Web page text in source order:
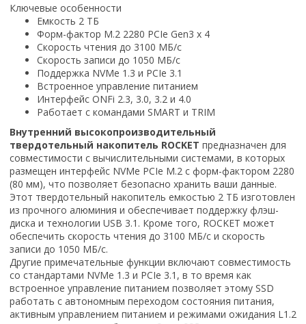
Ключевые особенности
Емкость 2 ТБ
Форм-фактор M.2 2280 PCIe Gen3 x 4
Скорость чтения до 3100 МБ/с
Скорость записи до 1050 МБ/с
Поддержка NVMe 1.3 и PCIe 3.1
Встроенное управление питанием
Интерфейс ONFi 2.3, 3.0, 3.2 и 4.0
Работает с командами SMART и TRIM
Внутренний высокопроизводительный
твердотельный накопитель ROCKET предназначен для
совместимости с вычислительными системами, в которых
размещен интерфейс NVMe PCIe M.2 с форм-фактором 2280
(80 мм), что позволяет безопасно хранить ваши данные.
Этот твердотельный накопитель емкостью 2 ТБ изготовлен
из прочного алюминия и обеспечивает поддержку флэш-
диска и технологии USB 3.1. Кроме того, ROCKET может
обеспечить скорость чтения до 3100 МБ/с и скорость
записи до 1050 МБ/с.
Другие примечательные функции включают совместимость
со стандартами NVMe 1.3 и PCIe 3.1, в то время как
встроенное управление питанием позволяет этому SSD
работать с автономным переходом состояния питания,
активным управлением питанием и режимами ожидания L1.2